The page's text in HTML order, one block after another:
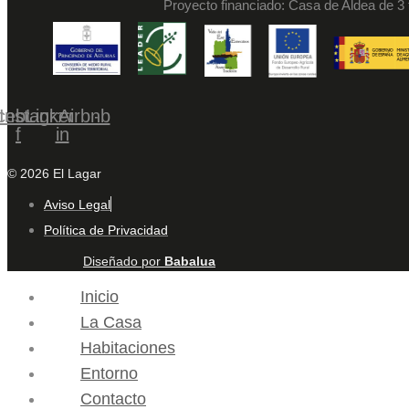
Proyecto financiado: Casa de Aldea de 3
f
Instagram
Linkedin-
in
Airbnb
© 2026 El Lagar
Aviso Legal
Política de Privacidad
Diseñado por Babalua
Inicio
La Casa
Habitaciones
Entorno
Contacto